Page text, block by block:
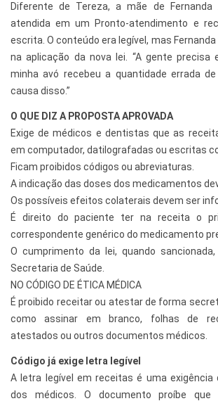
Diferente de Tereza, a mãe de
atendida em um Pronto-atendimento e
escrita. O conteúdo era legível, mas
na aplicação da nova lei. “A gente precisa
minha avó recebeu a quantidade errada
causa disso.”
O QUE DIZ A PROPOSTA APROVADA
Exige de médicos e dentistas que as
em computador, datilografadas ou escritas
Ficam proibidos códigos ou abreviaturas.
A indicação das doses dos medicamentos
Os possíveis efeitos colaterais devem ser
É direito do paciente ter na receita o
correspondente genérico do medicamento
O cumprimento da lei, quando
Secretaria de Saúde.
NO CÓDIGO DE ÉTICA MÉDICA
É proibido receitar ou atestar de forma
como assinar em branco, folhas de
atestados ou outros documentos médicos.
Código já exige letra legível
A letra legível em receitas é uma exigência
dos médicos. O documento proíbe que